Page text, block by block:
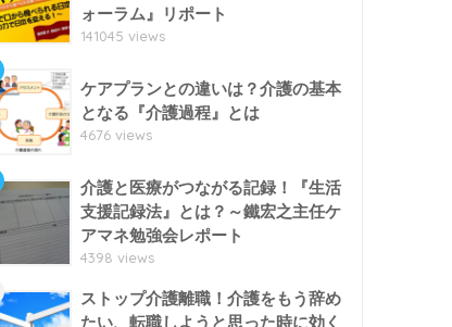
ォーラム』リポート
141045 views
ケアプランとの違いは？介護の基本
となる『介護過程』とは
4676 views
介護と医療がつながる記録！『生活
支援記録法』とは？～鐵宏之主任ケ
アマネ勉強会レポート
4398 views
ストップ介護離職！介護をもう辞め
たい、転職しようと思った時に効く